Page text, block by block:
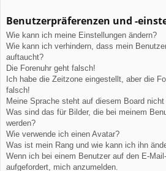
Benutzerpräferenzen und -
Wie kann ich meine Einstellungen ändern?
Wie kann ich verhindern, dass mein
auftaucht?
Die Forenuhr geht falsch!
Ich habe die Zeitzone eingestellt, aber die
falsch!
Meine Sprache steht auf diesem Board
Was sind das für Bilder, die bei meinem
werden?
Wie verwende ich einen Avatar?
Was ist mein Rang und wie kann ich ihn
Wenn ich bei einem Benutzer auf den E-
aufgefordert, mich anzumelden.